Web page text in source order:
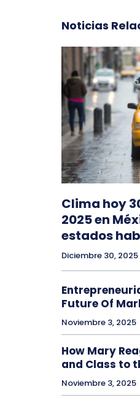
Noticias
Clima hoy
2025 en
estados
Diciembre 30, 2025
Future Of
Noviembre 3, 2025
How Mary
and Class to
Noviembre 3, 2025